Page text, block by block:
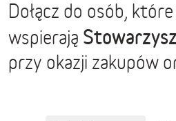
Dołącz do osób,
wspierają
przy okazji zakupów